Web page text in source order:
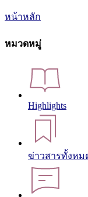
หน้าหลัก
หมวดหมู่
Highlights
ข่าวสารทั้งหม